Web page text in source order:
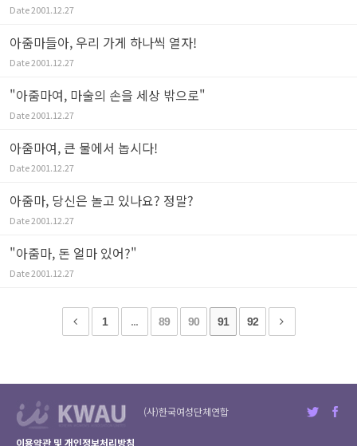
Date2001.12.27
아줌마들아, 우리 가게 하나씩 열자!
Date2001.12.27
"아줌마여, 마술의 손을 세상 밖으로"
Date2001.12.27
아줌마여, 큰 물에서 놉시다!
Date2001.12.27
아줌마, 당신은 놀고 있나요? 정말?
Date2001.12.27
"아줌마, 돈 얼마 있어?"
Date2001.12.27
1 ... 89 90 91 92
(사)한국여성단체연합
이용약관 및 개인정보처리방침